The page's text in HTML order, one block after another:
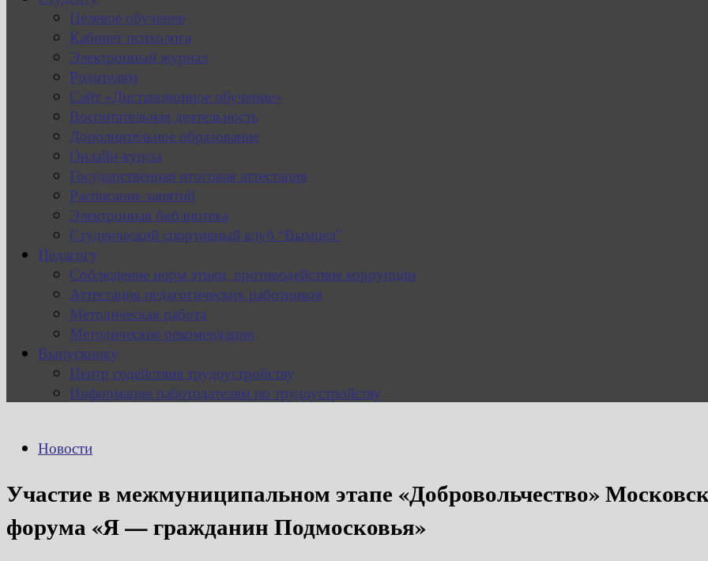
Целевое обучение
Кабинет психолога
Электронный журнал
Родителям
Сайт «Дистанционное обучение»
Воспитательная деятельность
Дополнительное образование
Онлайн-курсы
Государственная итоговая аттестация
Расписание занятий
Электронная библиотека
Студенческий спортивный клуб “Вымпел”
Педагогу
Соблюдение норм этики, противодействие коррупции
Аттестация педагогических работников
Методическая работа
Методические рекомендации
Выпускнику
Центр содействия трудоустройству
Информация работодателям по трудоустройству
Новости
Участие в межмуниципальном этапе «Добровольчество»
форума «Я — гражданин Подмосковья»